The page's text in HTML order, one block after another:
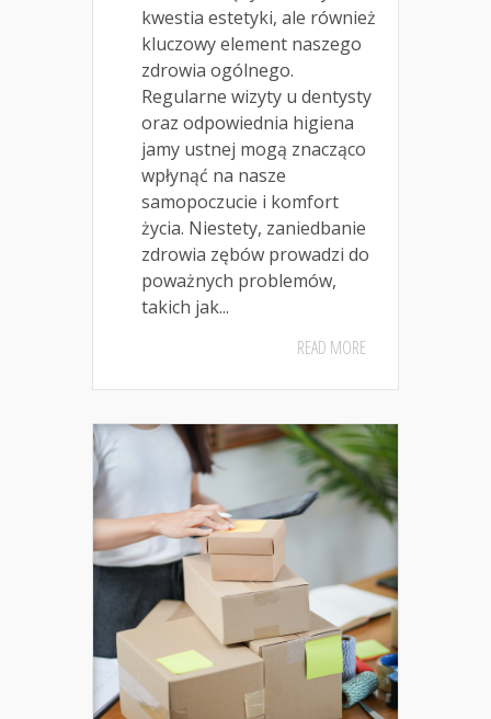
kwestia estetyki, ale również
kluczowy element naszego
zdrowia ogólnego.
Regularne wizyty u dentysty
oraz odpowiednia higiena
jamy ustnej mogą znacząco
wpłynąć na nasze
samopoczucie i komfort
życia. Niestety, zaniedbanie
zdrowia zębów prowadzi do
poważnych problemów,
takich jak...
READ MORE